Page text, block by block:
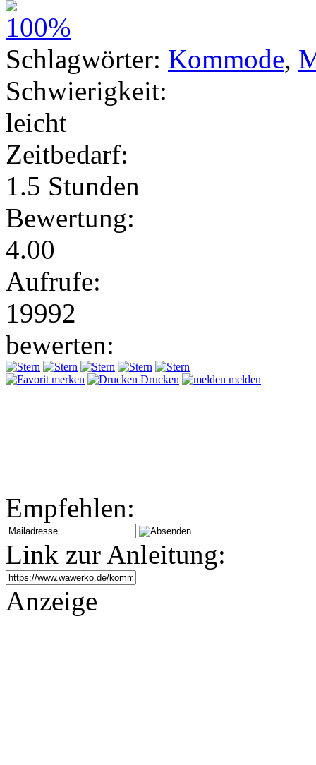
Schlagwörter: Kommode,
Schwierigkeit:
leicht
Zeitbedarf:
1.5 Stunden
Bewertung:
4.00
Aufrufe:
19992
bewerten:
merken Drucken melden
Empfehlen:
Link zur Anleitung:
Anzeige